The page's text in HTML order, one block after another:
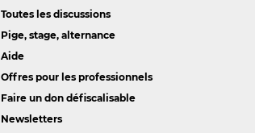
Toutes les discussions
Pige, stage, alternance
Aide
Offres pour les professionnels
Faire un don défiscalisable
Newsletters